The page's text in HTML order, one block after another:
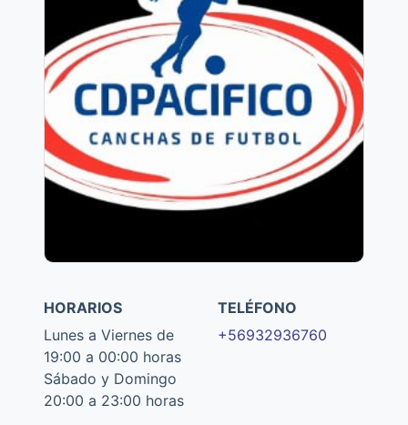
HORARIOS
Lunes a Viernes de
19:00 a 00:00 horas
Sábado y Domingo
20:00 a 23:00 horas
TELÉFONO
+56932936760